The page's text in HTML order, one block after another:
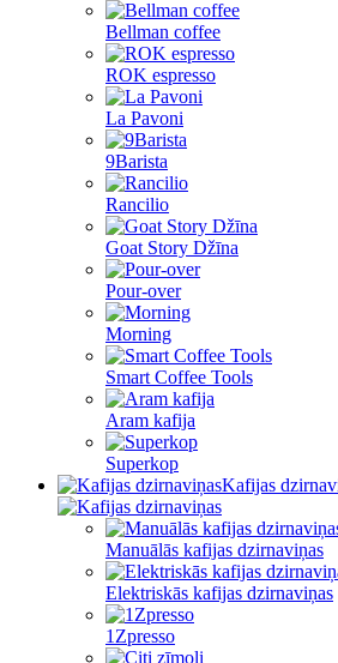
Bellman coffee
ROK espresso
La Pavoni
9Barista
Rancilio
Goat Story Džīna
Pour-over
Morning
Smart Coffee Tools
Aram kafija
Superkop
Kafijas
Manuālās kafijas dzirnaviņas
Elektriskās kafijas dzirnaviņas
1Zpresso